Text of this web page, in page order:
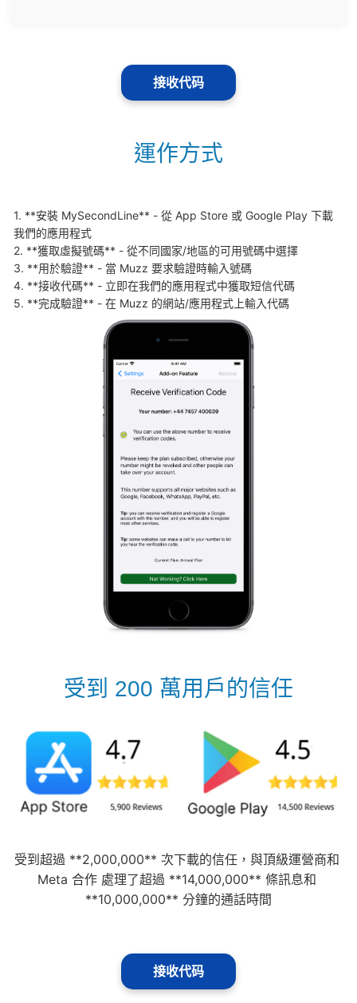
接收代码
運作方式
1. **安裝 MySecondLine** - 從 App Store 或 Google Play 下載
我們的應用程式
2. **獲取虛擬號碼** - 從不同國家/地區的可用號碼中選擇
3. **用於驗證** - 當 Muzz 要求驗證時輸入號碼
4. **接收代碼** - 立即在我們的應用程式中獲取短信代碼
5. **完成驗證** - 在 Muzz 的網站/應用程式上輸入代碼
受到 200 萬用戶的信任
受到超過 **2,000,000** 次下載的信任，與頂級運營商和
Meta 合作 處理了超過 **14,000,000** 條訊息和
**10,000,000** 分鐘的通話時間
接收代码